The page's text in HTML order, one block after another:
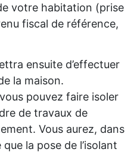
votre habitation (prise
fiscal de référence,
ensuite d’effectuer
la maison.
pouvez faire isoler
de travaux de
Vous aurez, dans
la pose de l’isolant